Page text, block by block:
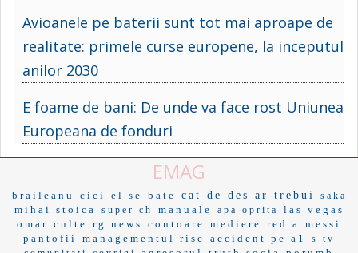
Avioanele pe baterii sunt tot mai aproape de
realitate: primele curse europene, la inceputul
anilor 2030
E foame de bani: De unde va face rost Uniunea
Europeana de fonduri
EMAG
braileanu cici el se bate cat de des ar trebui saka
mihai stoica super ch manuale apa oprita
las vegas
omar culte rg news contoare mediere red a
messi
pantofii
managementul risc accident pe a1
s tv